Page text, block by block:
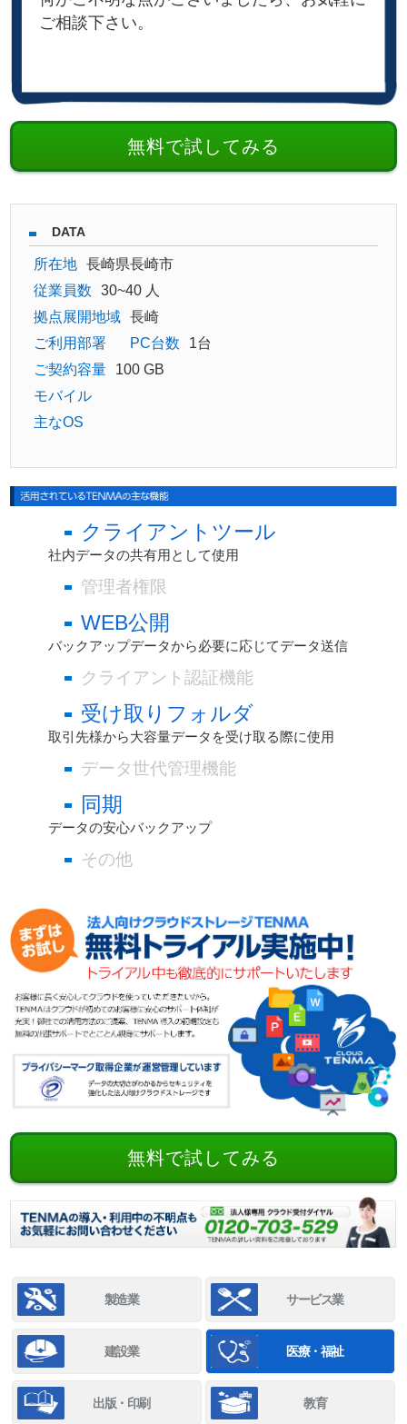
ご相談下さい。
無料で試してみる
DATA
所在地
長崎県長崎市
従業員数
30~40 人
拠点展開地域
長崎
ご利用部署
PC台数
1台
ご契約容量
100 GB
モバイル
主なOS
クライアントツール
社内データの共有用として使用
管理者権限
WEB公開
バックアップデータから必要に応じてデータ送信
クライアント認証機能
受け取りフォルダ
取引先様から大容量データを受け取る際に使用
データ世代管理機能
同期
データの安心バックアップ
その他
無料で試してみる
製造業 サービス業
建設業 医療・福祉
出版・印刷 教育